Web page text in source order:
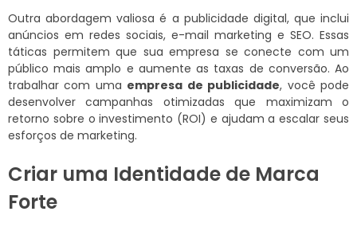
Outra abordagem valiosa é a publicidade digital, que inclui
anúncios em redes sociais, e-mail marketing e SEO. Essas
táticas permitem que sua empresa se conecte com um
público mais amplo e aumente as taxas de conversão. Ao
trabalhar com uma empresa de publicidade, você pode
desenvolver campanhas otimizadas que maximizam o
retorno sobre o investimento (ROI) e ajudam a escalar seus
esforços de marketing.
Criar uma Identidade de Marca
Forte